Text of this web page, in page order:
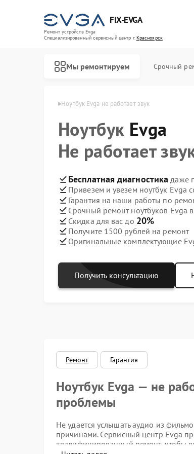
FIX-EVGA
Ремонт устройств Evga
Специализированный cервисный центр г.Красноярск
Мы ремонтируем Срочный
в Красноярске Ноутбук Evga не работает звук
Ноутбук Evga
Не работает
Бесплатная диагностика даже
Привезем и увезем ноутбук Evga
Гарантия на наши работы по
Срочный ремонт ноутбуков Evga
Скидка для вас до 20%
Получите 1500 рублей на ремонт
Оригинальные комплектующие
Получить консультацию
Ремонт Гарантия
Ноутбук Evga — не
проблемы
Не удается услышать аудио из
причинами. Сервисный центр Evga
квалифицированный ремонт, чтобы